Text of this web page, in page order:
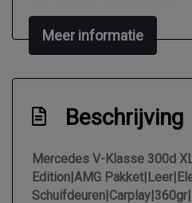
Centrale vergrendeling
Dakrails
Dakspoiler
Dimlichten automatisch
Elektrisch bedienbare
Elektrische
Extra getint glas achter
Meer informatie
Beschrijving
Mercedes V-Klasse 300d
Edition|AMG